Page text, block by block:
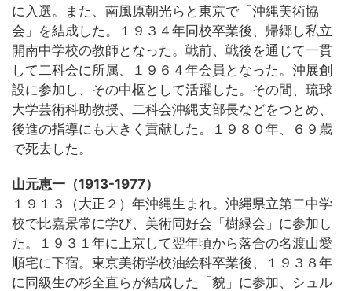
に入選。また、南風原朝光らと東京で「沖縄美術協
会」を結成した。１９３４年同校卒業後、帰郷し私立
開南中学校の教師となった。戦前、戦後を通じて一貫
して二科会に所属、１９６４年会員となった。沖展創
設に参加し、その中枢として活躍した。その間、琉球
大学芸術科助教授、二科会沖縄支部長などをつとめ、
後進の指導にも大きく貢献した。１９８０年、６９歳
で死去した。
山元恵一（1913-1977）
１９１３（大正２）年沖縄生まれ。沖縄県立第二中学
校で比嘉景常に学び、美術同好会「樹緑会」に参加し
た。１９３１年に上京して翌年頃から落合の名渡山愛
順宅に下宿。東京美術学校油絵科卒業後、１９３８年
に同級生の杉全直らが結成した「貌」に参加、シュル